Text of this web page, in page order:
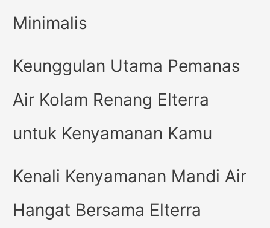
Minimalis
Keunggulan Utama Pemanas
Air Kolam Renang Elterra
untuk Kenyamanan Kamu
Kenali Kenyamanan Mandi Air
Hangat Bersama Elterra